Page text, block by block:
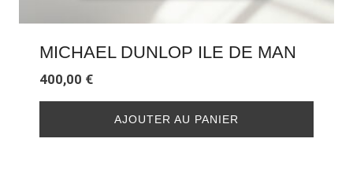
MICHAEL DUNLOP ILE DE MAN
400,00 €
AJOUTER AU PANIER